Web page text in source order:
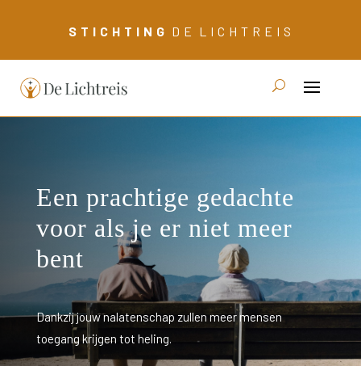
S T I C H T I N G D E L I C H T R E I S
Een prachtige gedachte
voor als je er niet meer
bent
Dankzij jouw nalatenschap zullen meer mensen
toegang krijgen tot heling.